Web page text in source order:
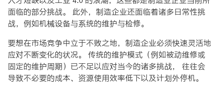
面临的部分挑战。 此外，制造企业还面临着诸多日常性挑
战，例如机械设备与系统的维护与检修。
要想在市场竞争中立于不败之地，制造企业必须快速灵活地
应对不断变化的状况。 传统的维护模式（例如被动维修或
固定的维护周期）已不足以应对当今的诸多挑战， 往往会
导致不必要的成本、资源使用效率低下以及计划外停机。